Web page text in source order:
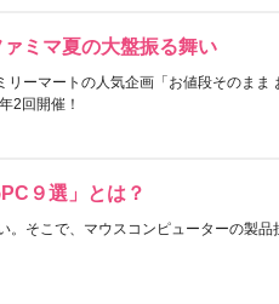
ミマ夏の大盤振る舞い
ーマートの人気企画「お値段そのまま
2回開催！
９選」とは？
。そこで、マウスコンピューターの製品